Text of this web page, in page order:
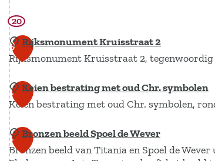
u
s
e
u
m
d
e
r
i
j
,
B
r
i
m
o
n
u
m
e
n
t
,
H
E
e
n
m
a
n
s
p
a
20
9 Rijksmonument Kruisstraat 2
Rijksmonument Kruisstraat 2,
R
i
j
k
s
1
0
Keien bestrating met oud Chr. symbolen
Keien bestrating met oud Chr. symbolen,
K
e
1
1
Bronzen beeld Spoel de Wever
Bronzen beeld van Titania en Spoel de